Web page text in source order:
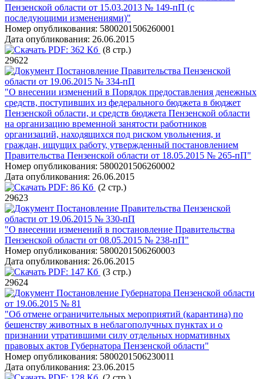
Пензенской области от 15.03.2013 № 149-пП (с
последующими изменениями)"
Номер опубликования: 5800201506260001
Дата опубликования: 26.06.2015
PDF: 362 Кб (8 стр.)
29622
Постановление Правительства Пензенской
области от 19.06.2015 № 334-пП
"О внесении изменений в Порядок предоставления денежных
средств, поступивших из федерального бюджета в бюджет
Пензенской области, и средств бюджета Пензенской области
на организацию временной занятости работников
организаций, находящихся под риском увольнения, и
граждан, ищущих работу, утвержденный постановлением
Правительства Пензенской области от 18.05.2015 № 265-пП"
Номер опубликования: 5800201506260002
Дата опубликования: 26.06.2015
PDF: 86 Кб (2 стр.)
29623
Постановление Правительства Пензенской
области от 19.06.2015 № 330-пП
"О внесении изменений в постановление Правительства
Пензенской области от 08.05.2015 № 238-пП"
Номер опубликования: 5800201506260003
Дата опубликования: 26.06.2015
PDF: 147 Кб (3 стр.)
29624
Постановление Губернатора Пензенской области
от 19.06.2015 № 81
"Об отмене ограничительных мероприятий (карантина) по
бешенству животных в неблагополучных пунктах и о
признании утратившими силу отдельных нормативных
правовых актов Губернатора Пензенской области"
Номер опубликования: 5800201506230011
Дата опубликования: 23.06.2015